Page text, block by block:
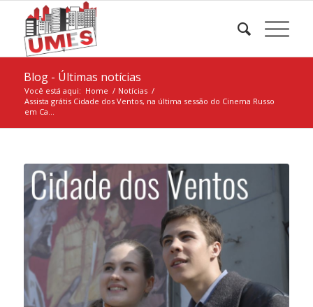
Blog - Últimas notícias
Você está aqui: Home / Notícias /
Assista grátis Cidade dos Ventos, na última sessão do Cinema Russo
em Ca...